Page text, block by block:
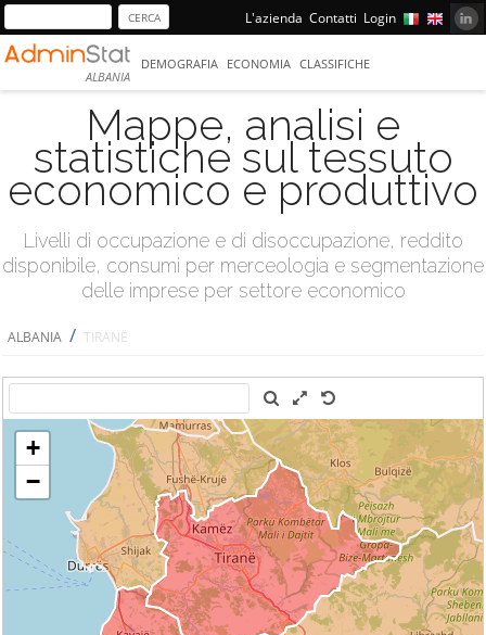
L'azienda Contatti Login
ALBANIA
DEMOGRAFIA ECONOMIA CLASSIFICHE
Mappe, analisi e
statistiche sul tessuto
economico e produttivo
Livelli di occupazione e di disoccupazione, reddito
disponibile, consumi per merceologia e segmentazione
delle imprese per settore economico
ALBANIA / TIRANË